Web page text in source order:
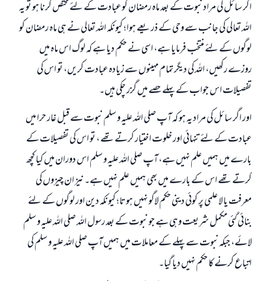
اگر سائل کی مراد نبوت کے بعد ماہ رمضان کو عبادت کے لئے مختص کرنا ہو تو یہ
اللہ تعالی کی جانب سے وحی کے ذریعے ہوا؛ کیونکہ اللہ تعالی نے ہی ماہ رمضان کو
لوگوں کے لئے منتخب فرمایا ہے، اسی نے حکم دیا ہے کہ لوگ اس ماہ میں
روزے رکھیں، اللہ کی دیگر تمام مہینوں سے زیادہ عبادت کریں، تو اس کی
تفصیلات اس جواب کے پہلے حصے میں گزر چکی ہیں۔
اور اگر سائل کی مراد یہ ہو کہ آپ صلی اللہ علیہ و سلم نبوت سے قبل غار حرا میں
عبادت کے لئے تنہائی اور خلوت اختیار کرتے تھے ، تو اس کی تفصیلات کے
بارے میں ہمیں علم نہیں ہے، آپ صلی اللہ علیہ و سلم اس دوران میں کیا کچھ
کرتے تھے اس کے بارے میں بھی ہمیں علم نہیں ہے۔ نیز ان چیزوں کی
معرفت یا لا علمی پر کوئی دینی حکم لاگو نہیں ہوتا؛ کیونکہ دین اور لوگوں کے لئے
بنائی گئی مکمل شریعت وہی ہے جو نبوت کے بعد رسول اللہ صلی اللہ علیہ و سلم
لائے، جبکہ نبوت سے پہلے کے معاملات میں ہمیں آپ صلی اللہ علیہ و سلم کی
اتباع کرنے کا حکم نہیں دیا گیا۔